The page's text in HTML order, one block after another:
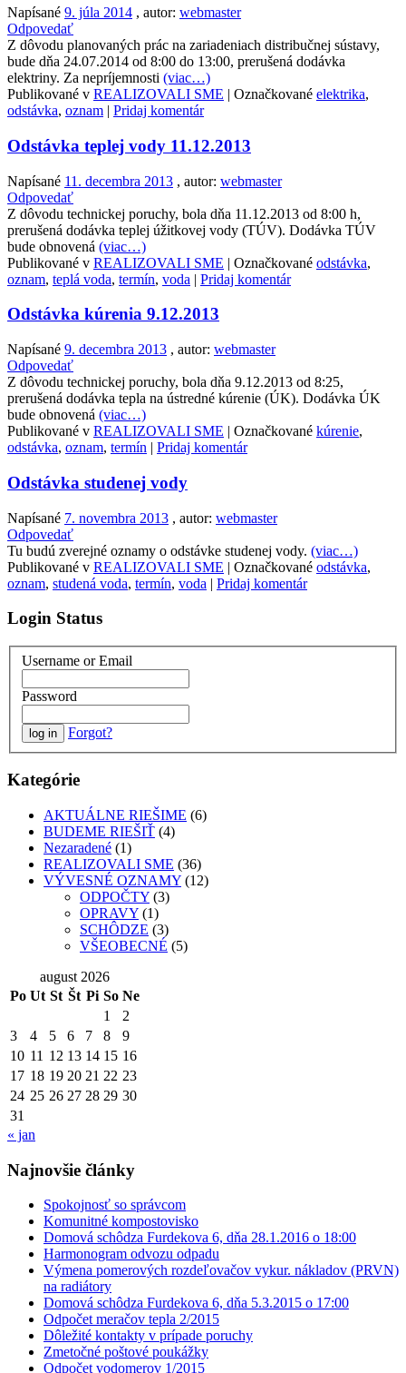
Napísané 9. júla 2014 , autor: webmaster
Odpovedať
Z dôvodu planovaných prác na zariadeniach distribučnej sústavy,
bude dňa 24.07.2014 od 8:00 do 13:00, prerušená dodávka
elektriny. Za nepríjemnosti (viac…)
Publikované v REALIZOVALI SME | Označkované elektrika,
odstávka, oznam | Pridaj komentár
Odstávka teplej vody 11.12.2013
Napísané 11. decembra 2013 , autor: webmaster
Odpovedať
Z dôvodu technickej poruchy, bola dňa 11.12.2013 od 8:00 h,
prerušená dodávka teplej úžitkovej vody (TÚV). Dodávka TÚV
bude obnovená (viac…)
Publikované v REALIZOVALI SME | Označkované odstávka,
oznam, teplá voda, termín, voda | Pridaj komentár
Odstávka kúrenia 9.12.2013
Napísané 9. decembra 2013 , autor: webmaster
Odpovedať
Z dôvodu technickej poruchy, bola dňa 9.12.2013 od 8:25,
prerušená dodávka tepla na ústredné kúrenie (ÚK). Dodávka ÚK
bude obnovená (viac…)
Publikované v REALIZOVALI SME | Označkované kúrenie,
odstávka, oznam, termín | Pridaj komentár
Odstávka studenej vody
Napísané 7. novembra 2013 , autor: webmaster
Odpovedať
Tu budú zverejné oznamy o odstávke studenej vody. (viac…)
Publikované v REALIZOVALI SME | Označkované odstávka,
oznam, studená voda, termín, voda | Pridaj komentár
Login Status
Username or Email
Password
Forgot?
Kategórie
AKTUÁLNE RIEŠIME (6)
BUDEME RIEŠIŤ (4)
Nezaradené (1)
REALIZOVALI SME (36)
VÝVESNÉ OZNAMY (12)
ODPOČTY (3)
OPRAVY (1)
SCHÔDZE (3)
VŠEOBECNÉ (5)
august 2026
Po Ut St Št Pi So Ne
1
2
3
4 5 6 7 8
9
10 11 12 13 14 15 16
17 18 19 20 21 22 23
24 25 26 27 28 29 30
31
« jan
Najnovšie články
Spokojnosť so správcom
Komunitné kompostovisko
Domová schôdza Furdekova 6, dňa 28.1.2016 o 18:00
Harmonogram odvozu odpadu
Výmena pomerových rozdeľovačov vykur. nákladov (PRVN)
na radiátory
Domová schôdza Furdekova 6, dňa 5.3.2015 o 17:00
Odpočet meračov tepla 2/2015
Dôležité kontakty v prípade poruchy
Zmetočné poštové poukážky
Odpočet vodomerov 1/2015